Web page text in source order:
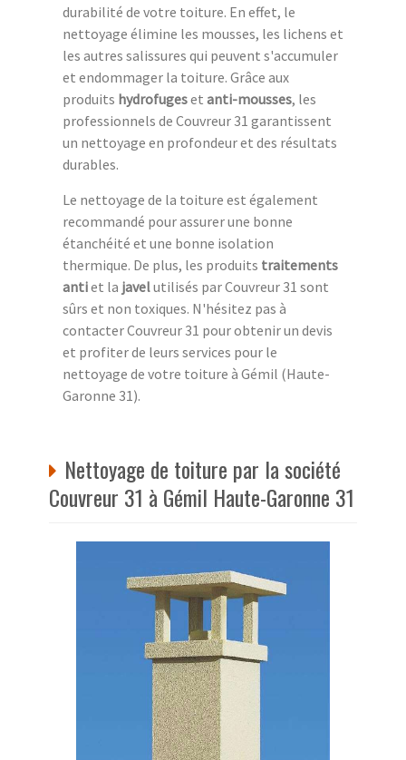
durabilité de votre toiture. En effet, le
nettoyage élimine les mousses, les lichens et
les autres salissures qui peuvent s'accumuler
et endommager la toiture. Grâce aux
produits hydrofugeset anti-mousses, les
professionnels de Couvreur 31 garantissent
un nettoyage en profondeur et des résultats
durables.
Le nettoyage de la toiture est également
recommandé pour assurer une bonne
étanchéité et une bonne isolation
thermique. De plus, les produits traitements
antiet la javelutilisés par Couvreur 31 sont
sûrs et non toxiques. N'hésitez pas à
contacter Couvreur 31 pour obtenir un devis
et profiter de leurs services pour le
nettoyage de votre toiture à Gémil (Haute-
Garonne 31).
Nettoyage de toiture par la société
Couvreur 31 à Gémil Haute-Garonne 31